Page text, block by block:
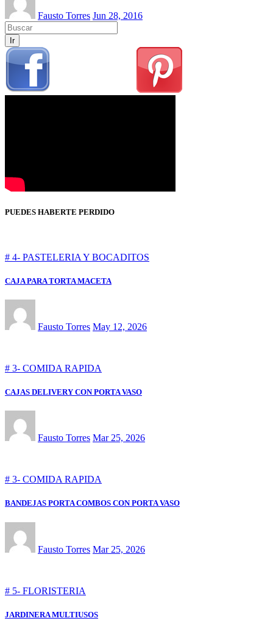
Fausto Torres Jun 28, 2016
Ir
PUEDES HABERTE PERDIDO
# 4- PASTELERIA Y BOCADITOS
CAJA PARA TORTA MACETA
Fausto Torres May 12, 2026
# 3- COMIDA RAPIDA
CAJAS DELIVERY CON PORTA VASO
Fausto Torres Mar 25, 2026
# 3- COMIDA RAPIDA
BANDEJAS PORTA COMBOS CON PORTA VASO
Fausto Torres Mar 25, 2026
# 5- FLORISTERIA
JARDINERA MULTIUSOS